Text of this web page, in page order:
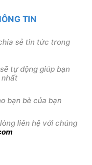
TIN
sẻ tin tức trong
tự động giúp bạn
bạn bè của bạn
liên hệ với chúng